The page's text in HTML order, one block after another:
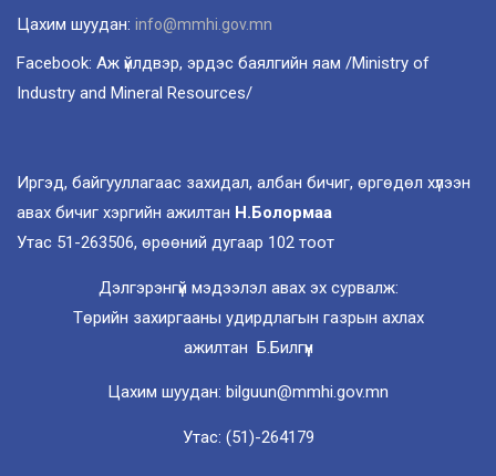
Цахим шуудан: info@mmhi.gov.mn
Facebook: Аж үйлдвэр, эрдэс баялгийн яам /Ministry of
Industry and Mineral Resources/
Иргэд, байгууллагаас захидал, албан бичиг, өргөдөл хүлээн
авах бичиг хэргийн ажилтан Н.Болормаа
Утас 51-263506, өрөөний дугаар 102 тоот
Дэлгэрэнгүй мэдээлэл авах эх сурвалж:
Төрийн захиргааны удирдлагын газрын ахлах
ажилтан Б.Билгүүн
Цахим шуудан: bilguun@mmhi.gov.mn
Утас: (51)-264179